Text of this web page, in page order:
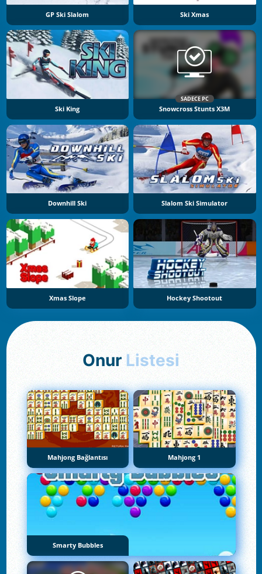
GP Ski Slalom Ski Xmas
Ski King
SADECE PC
Snowcross Stunts X3M
Downhill Ski Slalom Ski Simulator
Xmas Slope Hockey Shootout
Onur Listesi
Mahjong Bağlantısı Mahjong 1
Smarty Bubbles